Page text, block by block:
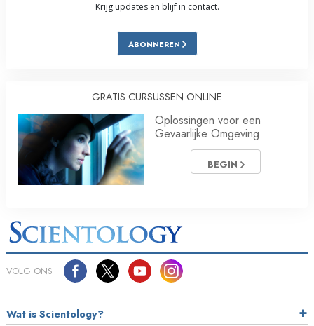
Krijg updates en blijf in contact.
ABONNEREN
GRATIS CURSUSSEN ONLINE
Oplossingen voor een
Gevaarlijke Omgeving
BEGIN
VOLG ONS
Wat is Scientology?